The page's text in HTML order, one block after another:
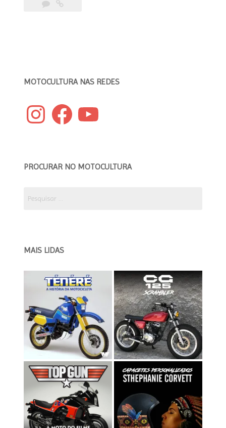
MOTOCULTURA NAS REDES
InstagramFacebookYouTube
PROCURAR NO MOTOCULTURA
por:
MAIS LIDAS